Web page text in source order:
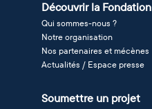
Découvrir la Fondation
Qui sommes-nous ?
Notre organisation
Nos partenaires et mécènes
Actualités / Espace presse
Soumettre un projet